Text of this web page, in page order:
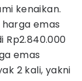
kenaikan.
harga emas
Rp2.840.000
emas
2 kali, yakni